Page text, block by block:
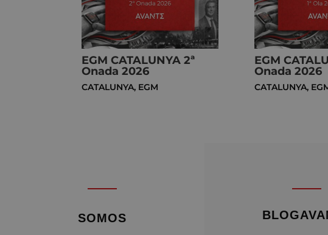
EGM CATALUNYA 2ª
Onada 2026
CATALUNYA, EGM
EGM
Onada 2026
CATALUNYA,
SOMOS